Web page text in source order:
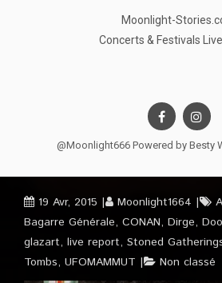
Moonlight-
Concerts & Festivals
@Moonlight666 Powered by Besty
19 Avr, 2015 Moonlight1664
Bagarre Générale, CONAN, Dirge,
glazart, live report, Stoned
Tombs, UFOMAMMUT Non classé